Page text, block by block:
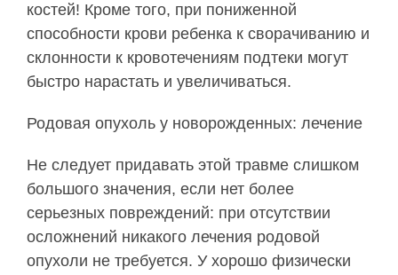
костей! Кроме того, при пониженной
способности крови ребенка к сворачиванию и
склонности к кровотечениям подтеки могут
быстро нарастать и увеличиваться.
Родовая опухоль у новорожденных: лечение
Не следует придавать этой травме слишком
большого значения, если нет более
серьезных повреждений: при отсутствии
осложнений никакого лечения родовой
опухоли не требуется. У хорошо физически